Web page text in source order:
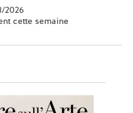
2026
cette semaine